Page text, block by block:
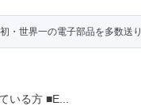
・世界一の電子部品を多数送
いる方 ■E...